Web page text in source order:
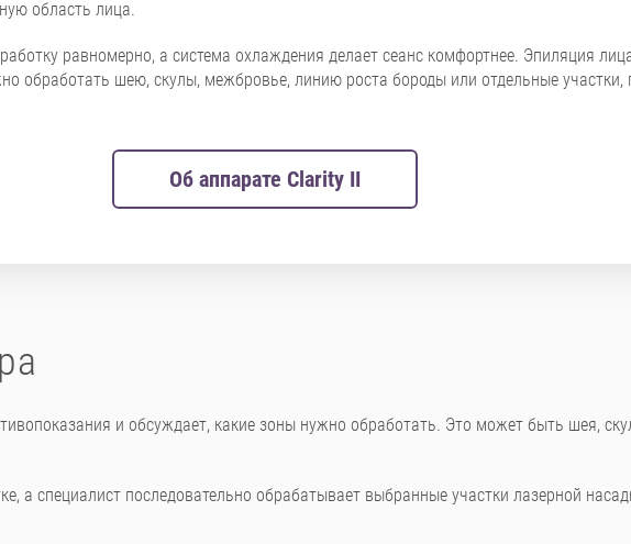
область лица.
равномерно, а система охлаждения делает сеанс комфортнее. Эпиляция
обработать шею, скулы, межбровье, линию роста бороды или отдельные участки,
Об аппарате Clarity II
и обсуждает, какие зоны нужно обработать. Это может быть шея,
а специалист последовательно обрабатывает выбранные участки лазерной